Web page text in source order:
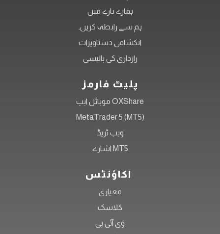
ہمارے بارے میں
ہم سے رابطہ کریں۔
انکشافی دستاویزات
رازداری کی پالیسی
پلیٹ فارمز
OXShare موبائل ایپ
MetaTrader 5 (MT5)
ویب ٹریڈ
MT5 اشارے
اکاؤنٹس
معیاری
کلاسک
وی آئی پی